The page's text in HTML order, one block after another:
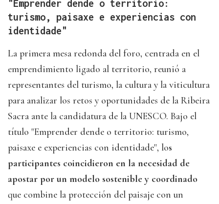
"Emprender dende o territorio:
turismo, paisaxe e experiencias con
identidade"
La primera mesa redonda del foro, centrada en el
emprendimiento ligado al territorio, reunió a
representantes del turismo, la cultura y la viticultura
para analizar los retos y oportunidades de la Ribeira
Sacra ante la candidatura de la UNESCO. Bajo el
título "Emprender dende o territorio: turismo,
paisaxe e experiencias con identidade", los
participantes coincidieron en la necesidad de
apostar por un modelo sostenible y coordinado
que combine la protección del paisaje con un